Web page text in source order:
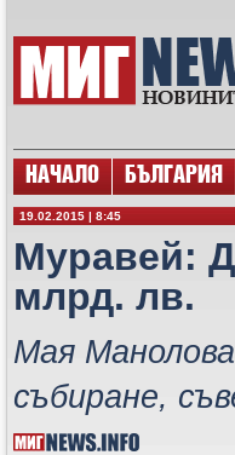
НАЧАЛО БЪЛГАРИЯ
19.02.2015 | 8:45
Муравей:
млрд. лв.
Мая
събиране,